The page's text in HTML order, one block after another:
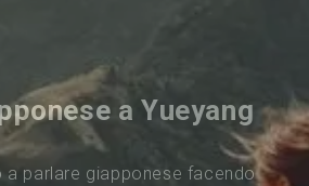
a Yueyang
a parlare giapponese facendo